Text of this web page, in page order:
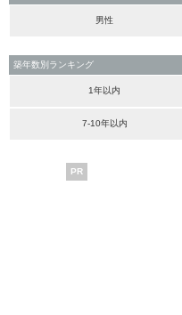
男性
築年数別ランキング
1年以内
7-10年以内
PR